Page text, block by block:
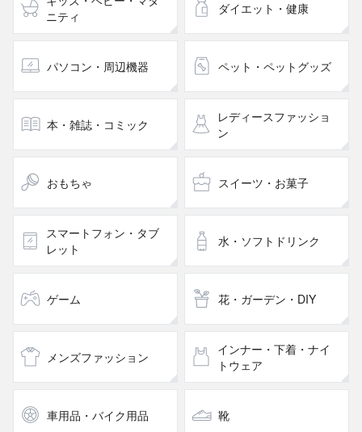
ニティ
ダイエット・健康
パソコン・周辺機器 ペット・ペットグッズ
本・雑誌・コミック
レディースファッショ
ン
おもちゃ スイーツ・お菓子
スマートフォン・タブ
レット
水・ソフトドリンク
ゲーム 花・ガーデン・DIY
メンズファッション
インナー・下着・ナイ
トウェア
車用品・バイク用品 靴